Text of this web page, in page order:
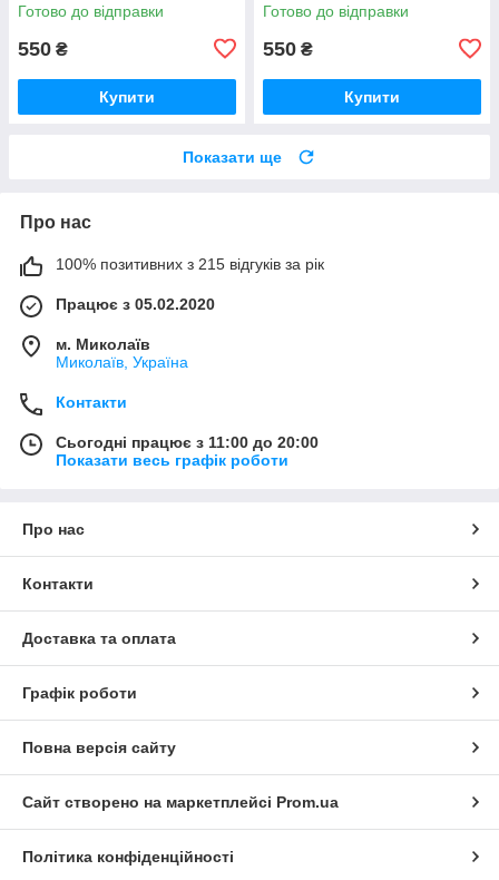
Готово до відправки
550 ₴
Купити
Готово до відправки
550 ₴
Купити
Показати ще
Про нас
100% позитивних з 215 відгуків за рік
Працює з 05.02.2020
м. Миколаїв
Миколаїв, Україна
Контакти
Сьогодні працює з 11:00 до 20:00
Показати весь графік роботи
Про нас
Контакти
Доставка та оплата
Графік роботи
Повна версія сайту
Сайт створено на маркетплейсі Prom.ua
Політика конфіденційності